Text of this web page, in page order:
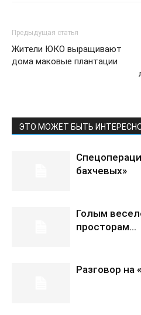
Предыдущая статья
Жители ЮКО выращивают
дома маковые плантации
ЭТО МОЖЕТ БЫТЬ
бахчевых»
Голым
просторам…
Разговор на